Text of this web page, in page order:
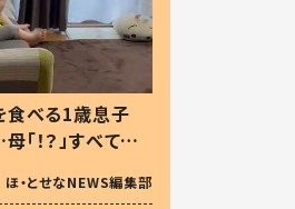
食べる1歳息子
「！？」すべてを
愛いから許
ほ・とせなNEWS編集部